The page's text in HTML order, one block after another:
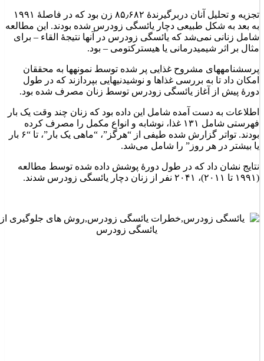
تجزیه و تحلیل آنان دربرگیرندۀ ۸۵٫۶۸۲ زن بود که در فاصلۀ ۱۹۹۱
به بعد به شکل طبیعی دچار یائسگی زودرس شده‎ بودند. این مطالعه
شامل زنانی نمی‌شد که یائسگی زودرس در آنها نتیجۀ القاء – برای
مثال بر اثر شیمی‎درمانی یا هیسترکتومی – بود.
پرسشنامه‎های مشروح غذایی پر شده توسط نمونه‎ها به محققان
امکان داد تا به بررسی غذاها و نوشیدنی‎هایی بپردازند که در طول
دورۀ پیش از آغاز یائسگی زودرس توسط زنان مصرف شده بود.
اطلاعات به دست آمده شامل این داده بود که زنان چند وقت یک بار
فهرستی شامل ۱۳۱ غذا، نوشابه و انواع مکمل را مصرف کرده
بودند. تواتر گزارش شده طیفی از “هرگز”، “ماهی یک بار”، تا “۶ بار
یا بیشتر در هر روز” را شامل می‌شد.
نتایج نشان داد که در طول دورۀ پوشش داده شده توسط مطالعه
(۱۹۹۱ تا ۲۰۱۱)، ۲۰۴۱ نفر از زنان دچار یائسگی زودرس شدند.